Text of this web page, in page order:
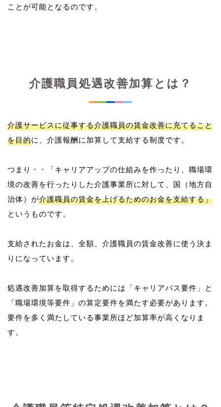
介護職員処遇改善加算とは？
介護サービスに従事する介護職員の賃金改善に充てること
を目的に、介護報酬に加算して支給する制度です。
つまり・・「キャリアアップの仕組みを作ったり、職場環
境の改善を行ったりした介護事業所に対して、国（地方自
治体）が介護職員の賃金を上げるためのお金を支給する」
というものです。
支給されたお金は、全額、介護職員の賃金改善に使う決ま
りになっています。
処遇改善加算を取得するためには「キャリアパス要件」と
「職場環境等要件」の算定要件を満たす必要があります。
要件を多く満たしている事業所ほど加算率が高くなりま
す。